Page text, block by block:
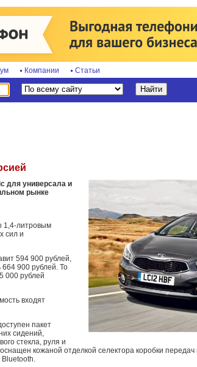
Компании Статьи
для универсала и
рынке
1,4-литровым
сил и
594 900 рублей,
664 900 рублей. То
000 рублей
входят
пакет
сидений,
стекла, руля и
кожаной отделкой селектора коробки